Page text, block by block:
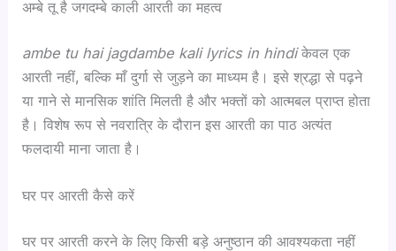
अम्बे तू है जगदम्बे काली आरती का महत्व
ambe tu hai jagdambe kali lyrics in hindiकेवल एक
आरती नहीं, बल्कि माँ दुर्गा से जुड़ने का माध्यम है। इसे श्रद्धा से पढ़ने
या गाने से मानसिक शांति मिलती है और भक्तों को आत्मबल प्राप्त होता
है। विशेष रूप से नवरात्रि के दौरान इस आरती का पाठ अत्यंत
फलदायी माना जाता है।
घर पर आरती कैसे करें
घर पर आरती करने के लिए किसी बड़े अनुष्ठान की आवश्यकता नहीं